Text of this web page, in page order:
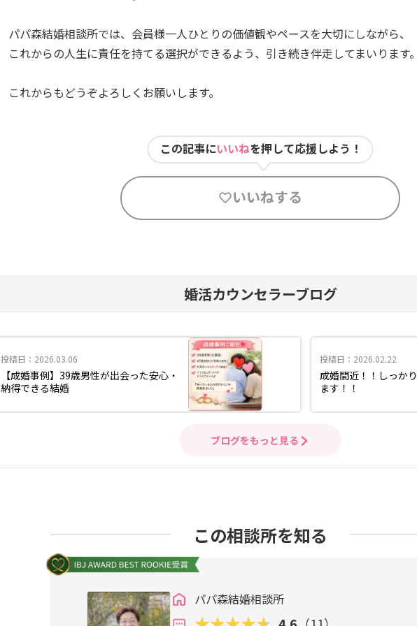
パパ森結婚相談所では、会員様一人ひとりの価値観やペースを大切にしながら、
これからの人生に責任を持てる選択ができるよう、引き続き伴走してまいります
これからもどうぞよろしくお願いします。
この記事にいいねを押して応援しよう！
いいねする
婚活カウンセラーブログ
投稿日：2026.03.06
【成婚事例】39歳男性が出会った安心・
納得できる結婚
投稿日：2026.02.22
成婚間近！！しっか
ます！！
ブログをもっと見る
この相談所を知る
パパ森結婚相談所